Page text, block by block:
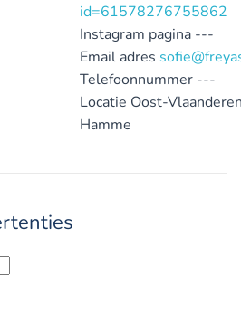
id=61578276755862
Instagram pagina ---
Email adres
Telefoonnummer ---
Locatie Oost-
Hamme